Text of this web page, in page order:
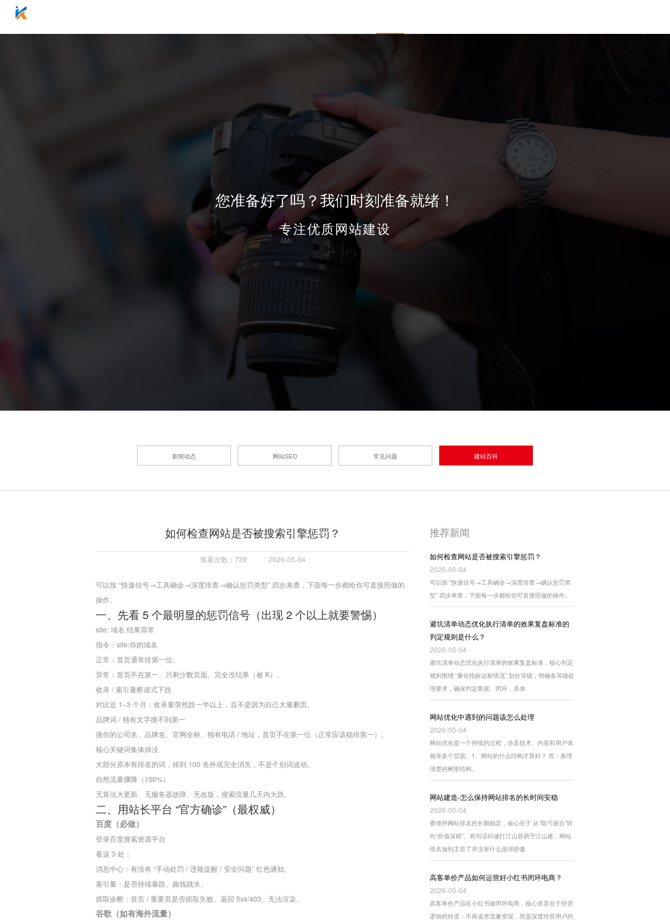
您准备好了吗？我们时刻准备就绪！
专注优质网站建设
新闻动态 网站SEO 常见问题 建站百科
如何检查网站是否被搜索引擎惩罚？
查看次数：739 2026-05-04
可以按 “快速信号→工具确诊→深度排查→确认惩罚类型” 四步来查，下面每一步都给你可直接照做的
操作。
一、先看 5 个最明显的惩罚信号（出现 2 个以上就要警惕）
site: 域名 结果异常
指令：site:你的域名
正常：首页通常排第一位。
异常：首页不在第一、只剩少数页面、完全没结果（被 K）。
收录 / 索引量断崖式下跌
对比近 1–3 个月：收录量突然跌一半以上，且不是因为自己大量删页。
品牌词 / 独有文字搜不到第一
搜你的公司名、品牌名、官网全称、独有电话 / 地址，首页不在第一位（正常应该稳排第一）。
核心关键词集体掉没
大部分原本有排名的词，掉到 100 名外或完全消失，不是个别词波动。
自然流量骤降（≥50%）
无算法大更新、无服务器故障、无改版，搜索流量几天内大跌。
二、用站长平台 “官方确诊”（最权威）
百度（必做）
登录百度搜索资源平台
看这 3 处：
消息中心：有没有 “手动处罚 / 违规提醒 / 安全问题” 红色通知。
索引量：是否持续暴跌、曲线跳水。
抓取诊断：首页 / 重要页是否抓取失败、返回 5xx/403、无法渲染。
谷歌（如有海外流量）
推荐新闻
如何检查网站是否被搜索引擎惩罚？
2026-05-04
可以按 “快速信号→工具确诊→深度排查→确认惩罚类
型” 四步来查，下面每一步都给你可直接照做的操作。
避坑清单动态优化执行清单的效果复盘标准的
判定规则是什么？
2026-05-04
避坑清单动态优化执行清单的效果复盘标准，核心判定
规则围绕 “量化指标达标情况” 划分等级，明确各等级处
理要求，确保判定客观、闭环，具体
网站优化中遇到的问题该怎么处理
2026-05-04
网站优化是一个持续的过程，涉及技术、内容和用户体
验等多个层面。1、网站的什么结构才算好？ 答：条理
清楚的树形结构。
网站建造-怎么保持网站排名的长时间安稳
2026-05-04
要维持网站排名的长期稳定，核心在于 从“取巧迎合”转
向“价值深耕”。有句话叫做打江山容易守江山难，网站
排名做到主页了并没有什么值得骄傲
高客单价产品如何运营好小红书闭环电商？
2026-05-04
高客单价产品在小红书做闭环电商，核心差异在于经营
逻辑的转变：不再追求流量变现，而是深度经营用户的